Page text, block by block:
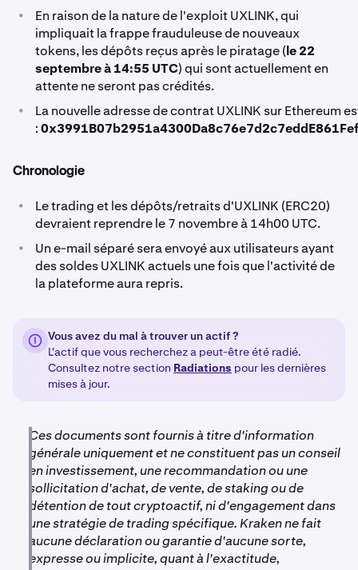
•
En raison de la nature de l'exploit UXLINK, qui
impliquait la frappe frauduleuse de nouveaux
tokens, les dépôts reçus après le piratage (le 22
septembre à 14:55 UTC) qui sont actuellement en
attente ne seront pas crédités.
•
La nouvelle adresse de contrat UXLINK sur Ethereum
:
Chronologie
•
Le trading et les dépôts/retraits d'UXLINK (ERC20)
devraient reprendre le 7 novembre à 14h00 UTC.
•
Un e-mail séparé sera envoyé aux utilisateurs ayant
des soldes UXLINK actuels une fois que l'activité de
la plateforme aura repris.
Vous avez du mal à trouver un actif ?
L'actif que vous recherchez a peut-être été radié.
Consultez notre section Radiations pour les dernières
mises à jour.
Ces documents sont fournis à titre d'information
générale uniquement et ne constituent pas un conseil
en investissement, une recommandation ou une
sollicitation d'achat, de vente, de staking ou de
détention de tout cryptoactif, ni d'engagement dans
une stratégie de trading spécifique. Kraken ne fait
aucune déclaration ou garantie d'aucune sorte,
expresse ou implicite, quant à l'exactitude,